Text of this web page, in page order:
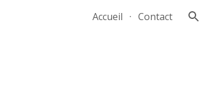
Accueil Contact